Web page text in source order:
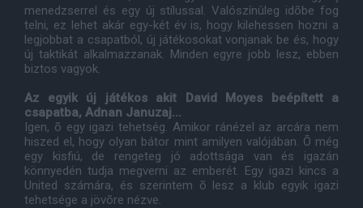
menedzserrel és egy új stílussal. Valószínûleg idõbe fog
telni, ez lehet akár egy-két év is, hogy kilehessen hozni a
legjobbat a csapatból, új játékosokat vonjanak be és, hogy
új taktikát alkalmazzanak. Minden egyre jobb lesz, ebben
biztos vagyok.
Az egyik új játékos akit David Moyes beépített a
csapatba, Adnan Januzaj...
Igen, õ egy igazi tehetség. Amikor ránézel az arcára nem
hiszed el, hogy olyan bátor mint amilyen valójában. Õ még
egy kisfiú, de rengeteg jó adottsága van és igazán
könnyedén tudja megverni az emberét. Egy igazi kincs a
United számára, és szerintem õ lesz a klub egyik igazi
tehetsége a jövõre nézve.